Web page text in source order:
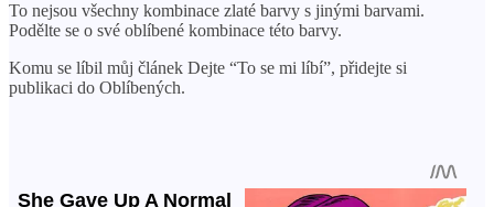
To nejsou všechny kombinace zlaté barvy s jinými barvami.
Podělte se o své oblíbené kombinace této barvy.
Komu se líbil můj článek Dejte “To se mi líbí”, přidejte si
publikaci do Oblíbených.